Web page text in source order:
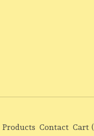
Products Contact Cart (